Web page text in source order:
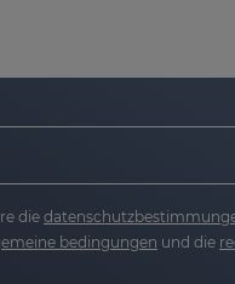
die
bedingungen und die